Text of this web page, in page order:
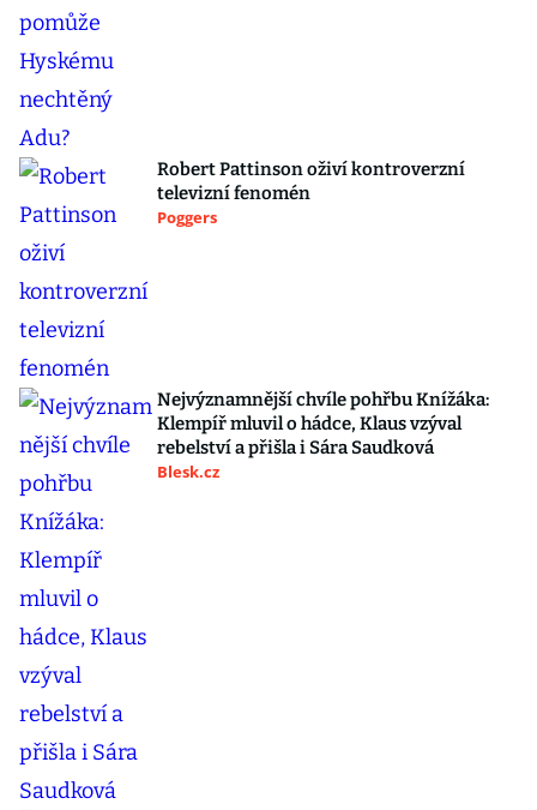
Robert Pattinson oživí kontroverzní
televizní fenomén
Poggers
Nejvýznamnější chvíle pohřbu Knížáka:
Klempíř mluvil o hádce, Klaus vzýval
rebelství a přišla i Sára Saudková
Blesk.cz